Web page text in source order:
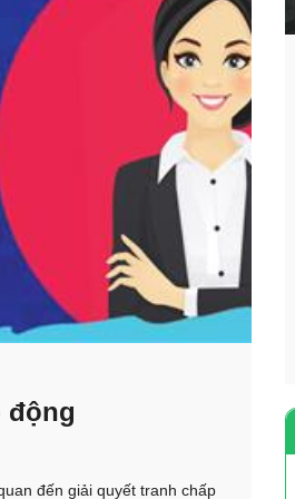
động
đến giải quyết tranh chấp